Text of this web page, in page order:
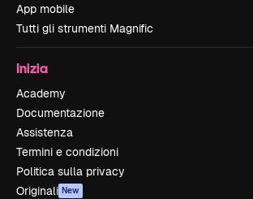
App mobile
Tutti gli strumenti Magnific
Inizia
Academy
Documentazione
Assistenza
Termini e condizioni
Politica sulla privacy
Originali New